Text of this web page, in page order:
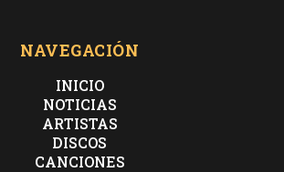
NAVEGACIÓN
INICIO
NOTICIAS
ARTISTAS
DISCOS
CANCIONES